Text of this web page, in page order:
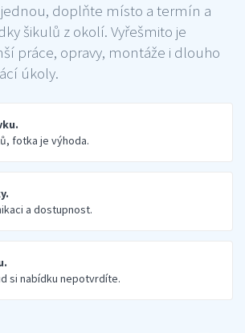
jednou, doplňte místo a termín a
šikulů z okolí. Vyřešmito je
práce, opravy, montáže i dlouho
úkoly.
fotka je výhoda.
a dostupnost.
si nabídku nepotvrdíte.